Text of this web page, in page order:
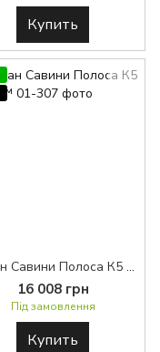
Купить
Диван Савини Полоса К5 BASE™
16 008 грн
Під замовлення
Купить